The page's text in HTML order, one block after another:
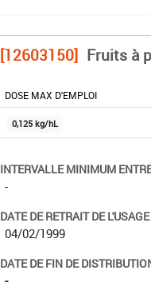
[12603150] Fruits à
DOSE MAX D'EMPLOI
0,125 kg/hL
INTERVALLE MINIMUM
-
DATE DE RETRAIT DE
04/02/1999
DATE DE FIN DE
-